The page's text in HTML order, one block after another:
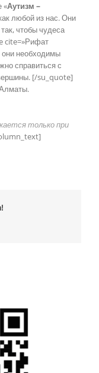
«Аутизм –
любой из нас. Они
чтобы чудеса
cite=»Рифат
необходимы
справиться с
[/su_quote]
только при